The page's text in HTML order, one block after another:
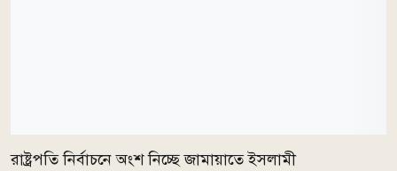
রাষ্ট্রপতি নির্বাচনে অংশ নিচ্ছে জামায়াতে ইসলামী